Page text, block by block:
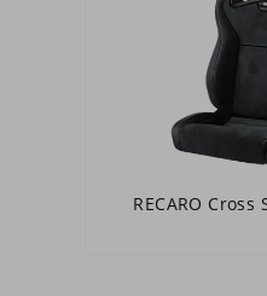
RECARO Cross